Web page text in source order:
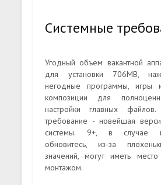
Системные
Угодный объем вакантной
для установки 706MB,
негодные программы, игры
композиции для
настройки главных
требование - новейшая
системы. 9+, в случае
обновитесь, из-за
значений, могут иметь
монтажом.